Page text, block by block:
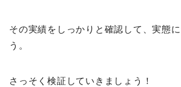
その実績をしっかりと確認して、実態
う。
さっそく検証していきましょう！